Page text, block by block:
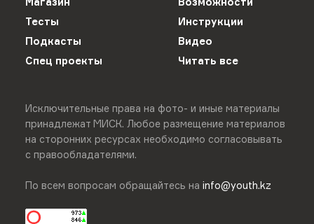
Тесты
Инструкции
Подкасты
Видео
Спец проекты
Читать все
Исключительные права на фото- и иные материалы
принадлежат МИСК. Любое размещение материалов
на сторонних ресурсах необходимо согласовывать
с правообладателями.
По всем вопросам обращайтесь на info@youth.kz